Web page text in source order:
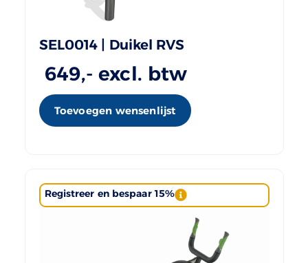
SEL0014 | Duikel RVS
649,- excl. btw
Toevoegen wensenlijst
Registreer en bespaar 15%